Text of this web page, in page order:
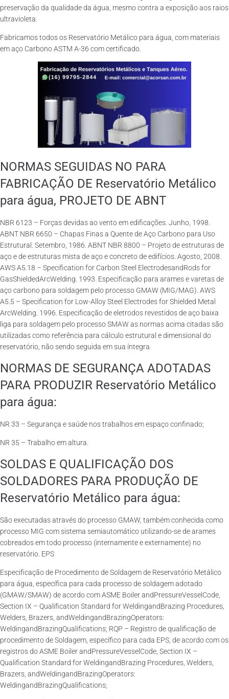
preservação da qualidade da água, mesmo contra a exposição aos raios
ultravioleta.
Fabricamos todos os Reservatório Metálico para água, com materiais
em aço Carbono ASTM A-36 com certificado.
NORMAS SEGUIDAS NO PARA
FABRICAÇÃO DE Reservatório Metálico
para água, PROJETO DE ABNT
NBR 6123 – Forças devidas ao vento em edificações. Junho, 1998.
ABNT NBR 6650 – Chapas Finas a Quente de Aço Carbono para Uso
Estrutural. Setembro, 1986. ABNT NBR 8800 – Projeto de estruturas de
aço e de estruturas mista de aço e concreto de edifícios. Agosto, 2008.
AWS A5.18 – Specification for Carbon Steel ElectrodesandRods for
GasShieldedArcWelding. 1993. Especificação para arames e varetas de
aço carbono para soldagem pelo processo GMAW (MIG/MAG). AWS
A5.5 – Specification for Low-Alloy Steel Electrodes for Shielded Metal
ArcWelding. 1996. Especificação de eletrodos revestidos de aço baixa
liga para soldagem pelo processo SMAW as normas acima citadas são
utilizadas como referência para cálculo estrutural e dimensional do
reservatório, não sendo seguida em sua íntegra.
NORMAS DE SEGURANÇA ADOTADAS
PARA PRODUZIR Reservatório Metálico
para água:
NR 33 – Segurança e saúde nos trabalhos em espaço confinado;
NR 35 – Trabalho em altura.
SOLDAS E QUALIFICAÇÃO DOS
SOLDADORES PARA PRODUÇÃO DE
Reservatório Metálico para água:
São executadas através do processo GMAW, também conhecida como
processo MIG com sistema semiautomático utilizando-se de arames
cobreados em todo processo (internamente e externamente) no
reservatório. EPS
Especificação de Procedimento de Soldagem de Reservatório Metálico
para água, específica para cada processo de soldagem adotado
(GMAW/SMAW) de acordo com ASME Boiler andPressureVesselCode,
Section IX – Qualification Standard for WeldingandBrazing Procedures,
Welders, Brazers, andWeldingandBrazingOperators:
WeldingandBrazingQualifications; RQP – Registro de qualificação de
procedimento de Soldagem, específico para cada EPS, de acordo com os
registros do ASME Boiler andPressureVesselCode, Section IX –
Qualification Standard for WeldingandBrazing Procedures, Welders,
Brazers, andWeldingandBrazingOperators:
WeldingandBrazingQualifications;